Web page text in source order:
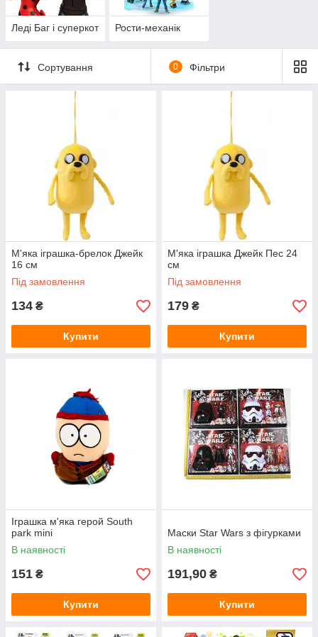
Леді Баг і суперкот Рости-механік
Сортування 0 Фільтри
М'яка іграшка-брелок Джейк
16 см
Під замовлення
134 ₴
Купити
М'яка іграшка Джейк Пес 24
см
Під замовлення
179 ₴
Купити
Іграшка м'яка герой South
park mini
В наявності
151 ₴
Купити
Маски Star Wars з фігурками
В наявності
191,90 ₴
Купити